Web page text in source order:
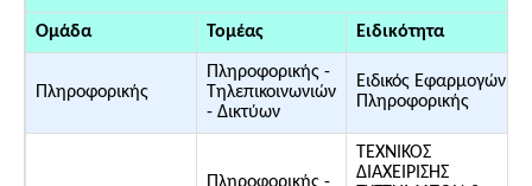
Ομάδα Τομέας Ειδικότητα
Πληροφορικής
Πληροφορικής -
Τηλεπικοινωνιών
- Δικτύων
Ειδικός Εφαρμογών
Πληροφορικής
ΤΕΧΝΙΚΟΣ
ΔΙΑΧΕΙΡΙΣΗΣ